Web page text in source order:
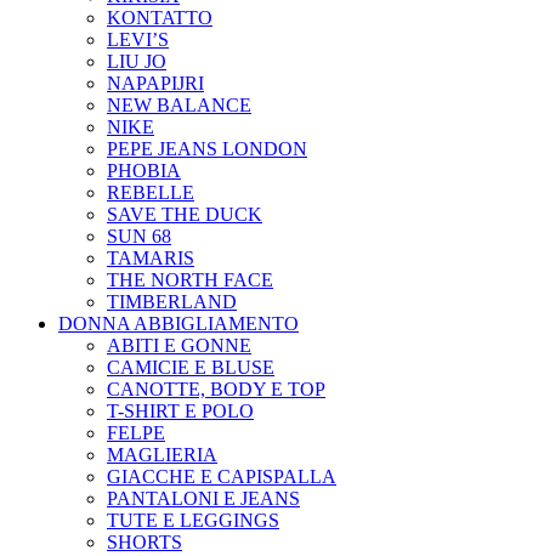
KONTATTO
LEVI’S
LIU JO
NAPAPIJRI
NEW BALANCE
NIKE
PEPE JEANS LONDON
PHOBIA
REBELLE
SAVE THE DUCK
SUN 68
TAMARIS
THE NORTH FACE
TIMBERLAND
DONNA ABBIGLIAMENTO
ABITI E GONNE
CAMICIE E BLUSE
CANOTTE, BODY E TOP
T-SHIRT E POLO
FELPE
MAGLIERIA
GIACCHE E CAPISPALLA
PANTALONI E JEANS
TUTE E LEGGINGS
SHORTS